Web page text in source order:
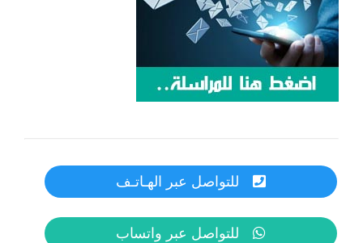
للتواصل عبر الهـاتـف
للتواصل عبر واتساب